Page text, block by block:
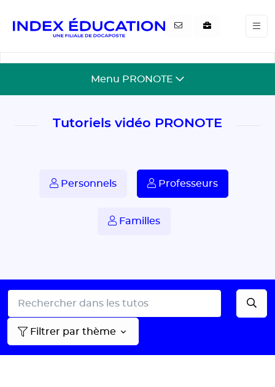
Menu PRONOTE
Tutoriels vidéo PRONOTE
Personnels Professeurs
Familles
Filtrer par thème